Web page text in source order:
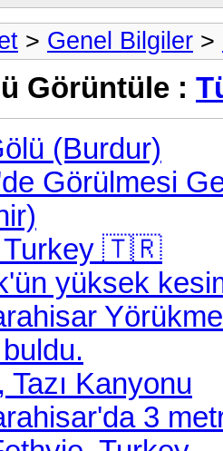
> Genel Bilgiler >
Görüntüle :
(Burdur)
Görülmesi
Turkey 🇹🇷
yüksek
Kanyonu
3